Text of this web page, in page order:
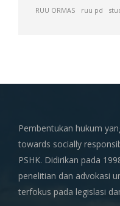
RUU ORMAS ruu pd
Pembentukan hukum
towards socially
PSHK. Didirikan pada
penelitian dan advokasi
terfokus pada legislasi